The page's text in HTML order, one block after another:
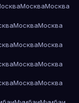
МоскваМосква
МоскваМосква
МоскваМосква
МоскваМосква
МоскваМосква